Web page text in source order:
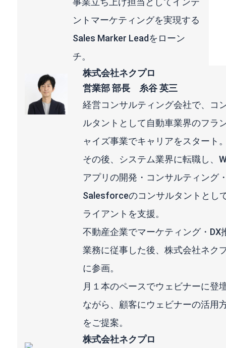
ントマーケティングを実現する
Sales Marker Leadをローン
チ。
株式会社ネクプロ
営業部 部長 糸谷 英三
経営コンサルティング会社で、コ
ルタントとして自動車業界のフラ
ャイズ事業でキャリアをスタート
その後、システム業界に転職し、
アプリの開発・コンサルティング
Salesforceのコンサルタントとし
ライアントを支援。
不動産企業でマーケティング・DX
業務に従事した後、株式会社ネク
に参画。
月１本のペースでウェビナーに登
ながら、顧客にウェビナーの活用
をご提案。
株式会社ネクプロ